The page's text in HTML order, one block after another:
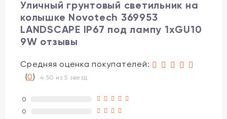
Уличный грунтовый светильник на
колышке Novotech 369953
LANDSCAPE IP67 под лампу 1xGU10
9W отзывы
Средняя оценка покупателей:
(0)4.50 из 5 звезд
0
0